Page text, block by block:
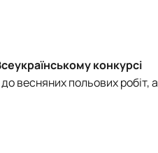
конкурсі
весняних польових робіт, а